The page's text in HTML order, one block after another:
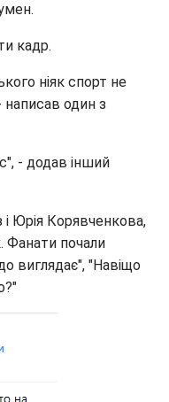
кадр.
ніяк спорт не
написав один з
- додав інший
Юрія Корявченкова,
Фанати почали
виглядає", "Навіщо